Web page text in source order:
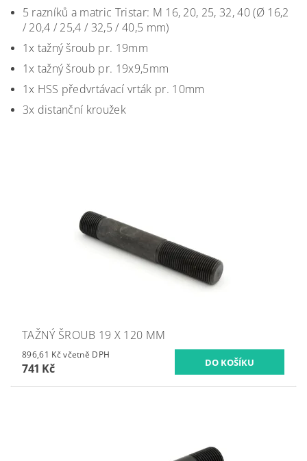
5 razníků a matric Tristar: M 16, 20, 25, 32, 40 (Ø 16,2
/ 20,4 / 25,4 / 32,5 / 40,5 mm)
1x tažný šroub pr. 19mm
1x tažný šroub pr. 19x9,5mm
1x HSS předvrtávací vrták pr. 10mm
3x distanční kroužek
TAŽNÝ ŠROUB 19 X 120 MM
896,61 Kč včetně DPH
741 Kč